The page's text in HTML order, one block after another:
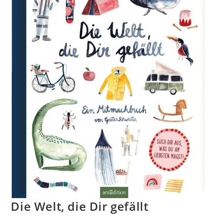
Die Welt, die Dir gefällt